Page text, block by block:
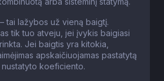
tai lažybos už vieną baigtį.
tik tuo atveju, jei įvykis baigiasi
Jei baigtis yra kitokia,
apskaičiuojamas pastatytą
nustatyto koeficiento.